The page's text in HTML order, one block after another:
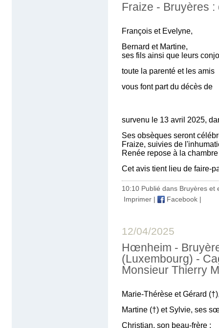
Fraize - Bruyères
François et Evelyne,
Bernard et Martine,
ses fils ainsi que leurs
toute la parenté et les amis
vous font part du décès de
survenu le 13 avril 2025,
Ses obsèques seront
Fraize, suivies de
Renée repose à la
Cet avis tient lieu de faire-
10:10 Publié dans Bruyères et
Imprimer | Facebook |
12/04/2025
Hœnheim -
(Luxembourg) -
Monsieur Thierry
Marie-Thérèse et Gérard
Martine (†) et Sylvie, ses
Christian, son beau-frère ;